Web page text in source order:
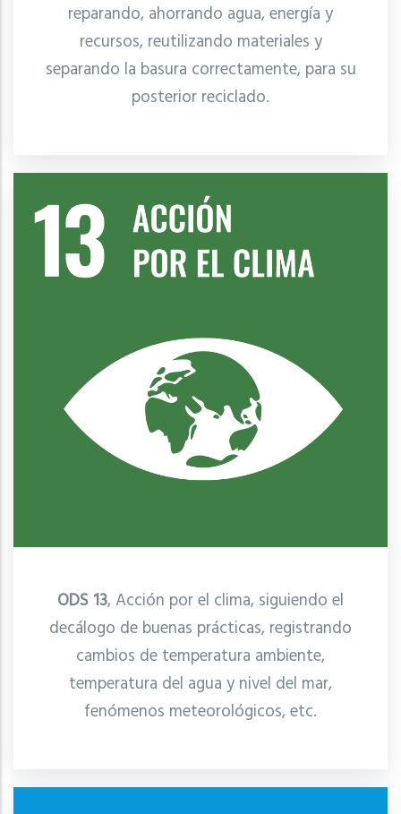
reparando, ahorrando agua, energía y
recursos, reutilizando materiales y
separando la basura correctamente, para su
posterior reciclado.
ODS 13, Acción por el clima, siguiendo el
decálogo de buenas prácticas, registrando
cambios de temperatura ambiente,
temperatura del agua y nivel del mar,
fenómenos meteorológicos, etc.